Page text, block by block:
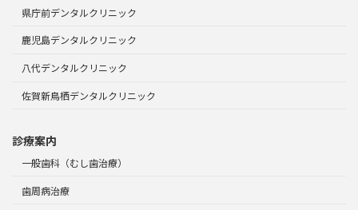
県庁前デンタルクリニック
鹿児島デンタルクリニック
八代デンタルクリニック
佐賀新鳥栖デンタルクリニック
診療案内
一般歯科（むし歯治療）
歯周病治療